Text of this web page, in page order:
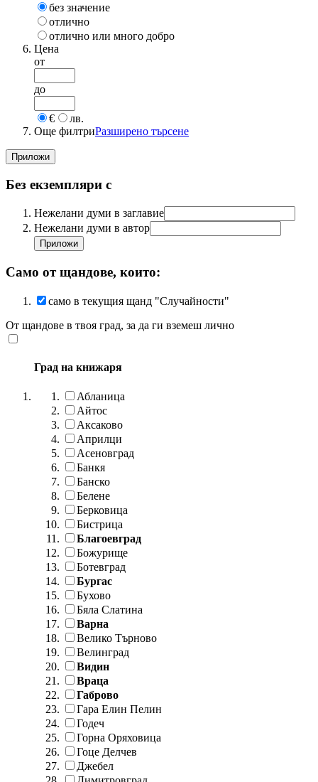
без значение
отлично
отлично или много добро
Цена
от
до
€
лв.
Още филтриРазширено търсене
Без екземпляри с
Нежелани думи в заглавие
Нежелани думи в автор
Само от щандове, които:
само в текущия щанд "Случайности"
От щандове в твоя град, за да ги вземеш лично
Град на книжаря
Абланица
Айтос
Аксаково
Априлци
Асеновград
Банкя
Банско
Белене
Берковица
Бистрица
Благоевград
Божурище
Ботевград
Бургас
Бухово
Бяла Слатина
Варна
Велико Търново
Велинград
Видин
Враца
Габрово
Гара Елин Пелин
Годеч
Горна Оряховица
Гоце Делчев
Джебел